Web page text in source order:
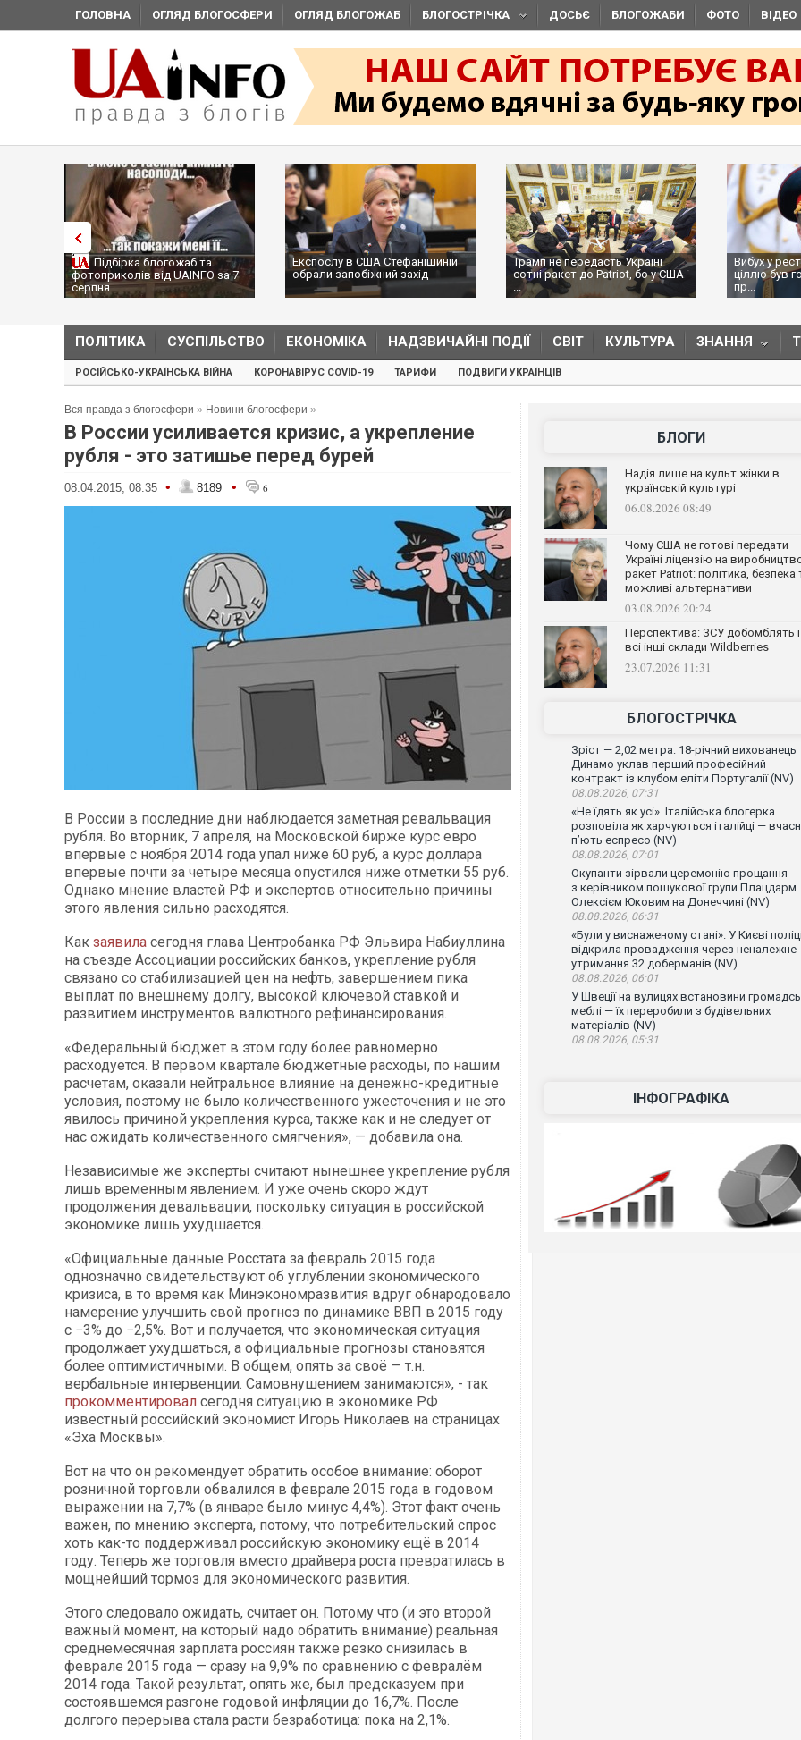
ГОЛОВНА ОГЛЯД БЛОГОСФЕРИ ОГЛЯД БЛОГОЖАБ БЛОГОСТРІЧКА ДОСЬЄ БЛОГОЖАБИ ФОТО ВІДЕО
Підбірка блогожаб та
фотоприколів від UAINFO за 7
серпня
Експослу в США Стефанішиній
обрали запобіжний захід
Трамп не передасть Україні
сотні ракет до Patriot, бо у США
...
Вибух у
ціллю був
пр...
ПОЛІТИКА СУСПІЛЬСТВО ЕКОНОМІКА НАДЗВИЧАЙНІ ПОДІЇ СВІТ КУЛЬТУРА ЗНАННЯ
РОСІЙСЬКО-УКРАЇНСЬКА ВІЙНА КОРОНАВІРУС COVID-19 ТАРИФИ ПОДВИГИ УКРАЇНЦІВ
Вся правда з блогосфери » Новини блогосфери »
В России усиливается кризис, а укрепление
рубля - это затишье перед бурей
08.04.2015, 08:35 • 8189 • 6
В России в последние дни наблюдается заметная ревальвация
рубля. Во вторник, 7 апреля, на Московской бирже курс евро
впервые с ноября 2014 года упал ниже 60 руб, а курс доллара
впервые почти за четыре месяца опустился ниже отметки 55 руб.
Однако мнение властей РФ и экспертов относительно причины
этого явления сильно расходятся.
Как заявила сегодня глава Центробанка РФ Эльвира Набиуллина
на съезде Ассоциации российских банков, укрепление рубля
связано со стабилизацией цен на нефть, завершением пика
выплат по внешнему долгу, высокой ключевой ставкой и
развитием инструментов валютного рефинансирования.
«Федеральный бюджет в этом году более равномерно
расходуется. В первом квартале бюджетные расходы, по нашим
расчетам, оказали нейтральное влияние на денежно-кредитные
условия, поэтому не было количественного ужесточения и не это
явилось причиной укрепления курса, также как и не следует от
нас ожидать количественного смягчения», — добавила она.
Независимые же эксперты считают нынешнее укрепление рубля
лишь временным явлением. И уже очень скоро ждут
продолжения девальвации, поскольку ситуация в российской
экономике лишь ухудшается.
«Официальные данные Росстата за февраль 2015 года
однозначно свидетельствуют об углублении экономического
кризиса, в то время как Минэкономразвития вдруг обнародовало
намерение улучшить свой прогноз по динамике ВВП в 2015 году
с −3% до −2,5%. Вот и получается, что экономическая ситуация
продолжает ухудшаться, а официальные прогнозы становятся
более оптимистичными. В общем, опять за своё — т.н.
вербальные интервенции. Самовнушением занимаются», - так
прокомментировал сегодня ситуацию в экономике РФ
известный российский экономист Игорь Николаев на страницах
«Эха Москвы».
Вот на что он рекомендует обратить особое внимание: оборот
розничной торговли обвалился в феврале 2015 года в годовом
выражении на 7,7% (в январе было минус 4,4%). Этот факт очень
важен, по мнению эксперта, потому, что потребительский спрос
хоть как-то поддерживал российскую экономику ещё в 2014
году. Теперь же торговля вместо драйвера роста превратилась в
мощнейший тормоз для экономического развития.
Этого следовало ожидать, считает он. Потому что (и это второй
важный момент, на который надо обратить внимание) реальная
среднемесячная зарплата россиян также резко снизилась в
феврале 2015 года — сразу на 9,9% по сравнению с февралём
2014 года. Такой результат, опять же, был предсказуем при
состоявшемся разгоне годовой инфляции до 16,7%. После
долгого перерыва стала расти безработица: пока на 2,1%.
БЛОГИ
Надія лише на культ жінки в
українській культурі
06.08.2026 08:49
Чому США не готові передати
Україні ліцензію на
ракет Patriot: політика, безпека
можливі альтернативи
03.08.2026 20:24
Перспектива: ЗСУ добомблять і
всі інші склади Wildberries
23.07.2026 11:31
БЛОГОСТРІЧКА
Зріст — 2,02 метра: 18-річний вихованець
Динамо уклав перший професійний
контракт із клубом еліти Португалії (NV)
08.08.2026, 07:31
«Не їдять як усі». Італійська блогерка
розповіла як харчуються італійці —
п’ють еспресо (NV)
08.08.2026, 07:01
Окупанти зірвали церемонію прощання
з керівником пошукової групи Плацдарм
Олексієм Юковим на Донеччині (NV)
08.08.2026, 06:31
«Були у виснаженому стані». У Києві
відкрила провадження через неналежне
утримання 32 доберманів (NV)
08.08.2026, 06:01
У Швеції на вулицях встановини
меблі — їх переробили з будівельних
матеріалів (NV)
08.08.2026, 05:31
ІНФОГРАФІКА